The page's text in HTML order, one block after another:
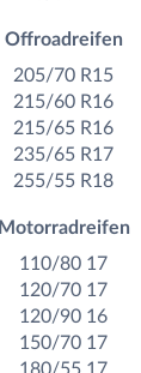
Offroadreifen
205/70 R15
215/60 R16
215/65 R16
235/65 R17
255/55 R18
Motorradreifen
110/80 17
120/70 17
120/90 16
150/70 17